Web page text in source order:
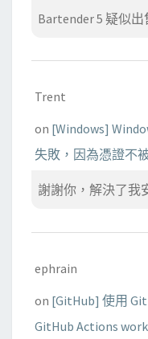
Bartender 5 疑似出
Trent
on [Windows]
失敗，因為憑證不
謝謝你，解決了我
ephrain
on [GitHub] 使用
GitHub Actions